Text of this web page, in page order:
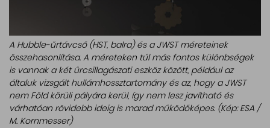
A Hubble-űrtávcső (HST, balra) és a JWST méreteinek
összehasonlítása. A méreteken túl más fontos különbségek
is vannak a két űrcsillagászati eszköz között, például az
általuk vizsgált hullámhossztartomány és az, hogy a JWST
nem Föld körüli pályára kerül, így nem lesz javítható és
várhatóan rövidebb ideig is marad működőképes. (Kép: ESA /
M. Kornmesser)